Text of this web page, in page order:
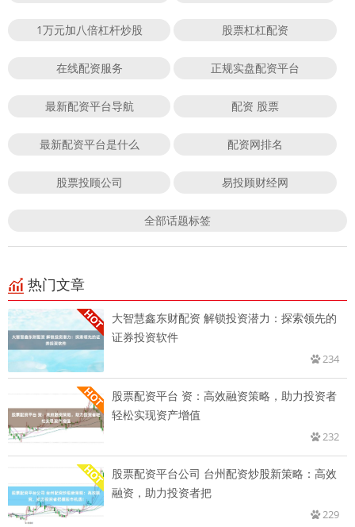
1万元加八倍杠杆炒股 股票杠杠配资
在线配资服务 正规实盘配资平台
最新配资平台导航 配资 股票
最新配资平台是什么 配资网排名
股票投顾公司 易投顾财经网
全部话题标签
热门文章
大智慧鑫东财配资 解锁投资潜力：探索领先的
证券投资软件
234
股票配资平台 资：高效融资策略，助力投资者
轻松实现资产增值
232
股票配资平台公司 台州配资炒股新策略：高效
融资，助力投资者把
229